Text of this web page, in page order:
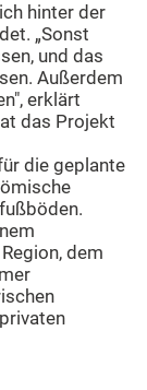
hinter der
„Sonst
und das
Außerdem
erklärt
das Projekt
die geplante
dem